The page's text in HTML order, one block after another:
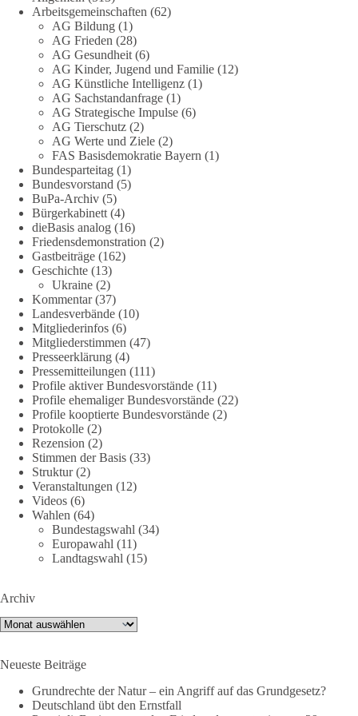
Fragen zu vermeiden. Sie lebt davon, Fragen offen zu stellen
und transparent zu beantworten.
dieBasis fordert deshalb weiterhin eine unabhängige,
vollständige und transparente Aufarbeitung der Corona-Politik.
Ohne Denkverbote, ohne Vorverurteilungen und ohne Tabus.
Quellen:
https://apnews.com/article/fauci-diaries-covid-origins-
rand-paul-6b25da9f75a0becbaf2886ab22643e67
https://www.tichyseinblick.de/kolumnen/aus-aller-welt/usa-
tagebuch-fauci-corona-impfung/
#dieBasis #Corona #Aufarbeitung
#Vertrauen
36 60
DieBasis
1 Tag zuvor
🕊 Wir wollen den Krieg mit Russland nicht!
Am 20. Juni 2026 fand in Berlin am Brandenburger Tor die
Demonstration mit dem Motto „Russland ist nicht unser
Feind“ statt.
Hier ein Auszug aus der Rede von der
Bundestagsabgeordneten Sevim Dağdelen (BSW).
„Wir müssen Nein sagen zu diesem stinkenden
Revanchismus!“
si=2b_C6GgNY9EB-rXw
❤️ Wir freuen uns über deine Unterstützung:
https://diebasis.de/spenden/
Arbeitsgemeinschaften (62)
AG Bildung (1)
AG Frieden (28)
AG Gesundheit (6)
AG Kinder, Jugend und Familie (12)
AG Künstliche Intelligenz (1)
AG Sachstandanfrage (1)
AG Strategische Impulse (6)
AG Tierschutz (2)
AG Werte und Ziele (2)
FAS Basisdemokratie Bayern (1)
Bundesparteitag (1)
Bundesvorstand (5)
BuPa-Archiv (5)
Bürgerkabinett (4)
dieBasis analog (16)
Friedensdemonstration (2)
Gastbeiträge (162)
Geschichte (13)
Ukraine (2)
Kommentar(37)
Landesverbände (10)
Mitgliederinfos (6)
Mitgliederstimmen (47)
Presseerklärung (4)
Pressemitteilungen (111)
Profile aktiver Bundesvorstände (11)
Profile ehemaliger Bundesvorstände (22)
Profile kooptierte Bundesvorstände (2)
Protokolle (2)
Rezension (2)
Stimmen der Basis (33)
Struktur(2)
Veranstaltungen (12)
Videos (6)
Wahlen (64)
Bundestagswahl (34)
Europawahl (11)
Landtagswahl (15)
Archiv
Archiv
Neueste Beiträge
Grundrechte der Natur – ein Angriff auf das Grundgesetz?
Deutschland übt den Ernstfall